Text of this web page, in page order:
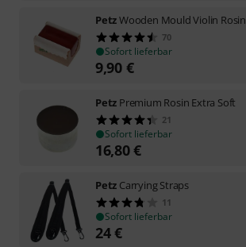
PetzWooden Mould Violin Rosin
70
Sofort lieferbar
9,90 €
Petz Premium Rosin Extra Soft
21
Sofort lieferbar
16,80€
Petz Carrying Straps
11
Sofort lieferbar
24€